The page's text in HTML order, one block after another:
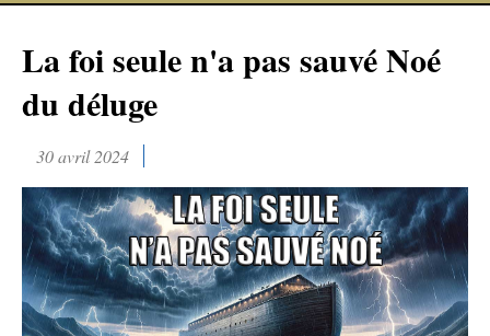
La foi seule n'a pas sauvé Noé
du déluge
30 avril 2024